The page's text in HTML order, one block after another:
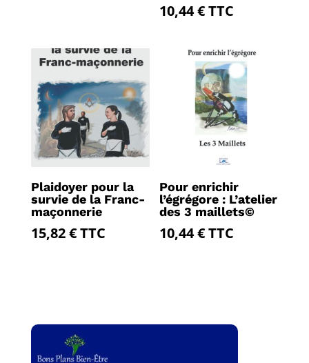
10,44€TTC
Plaidoyer pour la
survie de la Franc-
maçonnerie
15,82€TTC
Pour enrichir
l’égrégore : L’atelier
des 3 maillets©
10,44€TTC